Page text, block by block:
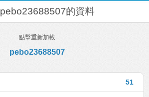
pebo23688507的資料
點擊重新加載
pebo23688507
51